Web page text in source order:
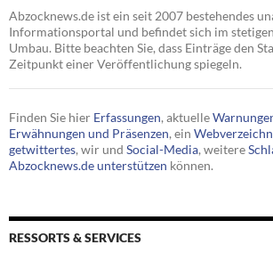
Abzocknews.de ist ein seit 2007 bestehendes
Informationsportal und befindet sich im
Umbau. Bitte beachten Sie, dass Einträge den
Zeitpunkt einer Veröffentlichung spiegeln.
Finden Sie hier Erfassungen, aktuelle
Erwähnungen und Präsenzen, ein
getwittertes, wir und Social-Media, weitere
Abzocknews.de unterstützen können.
RESSORTS & SERVICES